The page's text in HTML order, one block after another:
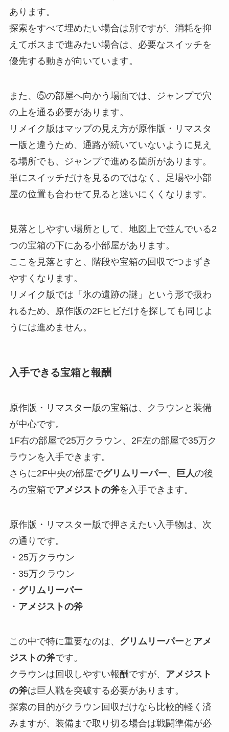
あります。
探索をすべて埋めたい場合は別ですが、消耗を抑
えてボスまで進みたい場合は、必要なスイッチを
優先する動きが向いています。
また、⑤の部屋へ向かう場面では、ジャンプで穴
の上を通る必要があります。
リメイク版はマップの見え方が原作版・リマスタ
ー版と違うため、通路が続いていないように見え
る場所でも、ジャンプで進める箇所があります。
単にスイッチだけを見るのではなく、足場や小部
屋の位置も合わせて見ると迷いにくくなります。
見落としやすい場所として、地図上で並んでいる2
つの宝箱の下にある小部屋があります。
ここを見落とすと、階段や宝箱の回収でつまずき
やすくなります。
リメイク版では「氷の遺跡の謎」という形で扱わ
れるため、原作版の2Fヒビだけを探しても同じよ
うには進めません。
入手できる宝箱と報酬
原作版・リマスター版の宝箱は、クラウンと装備
が中心です。
1F右の部屋で25万クラウン、2F左の部屋で35万ク
ラウンを入手できます。
さらに2F中央の部屋でグリムリーパー、 巨人の後
ろの宝箱でアメジストの斧を入手できます。
原作版・リマスター版で押さえたい入手物は、次
の通りです。
・25万クラウン
・35万クラウン
・ グリムリーパー
・ アメジストの斧
この中で特に重要なのは、 グリムリーパー と アメ
ジストの斧です。
クラウンは回収しやすい報酬ですが、 アメジスト
の斧は巨人戦を突破する必要があります。
探索の目的がクラウン回収だけなら比較的軽く済
みますが、装備まで取り切る場合は戦闘準備が必